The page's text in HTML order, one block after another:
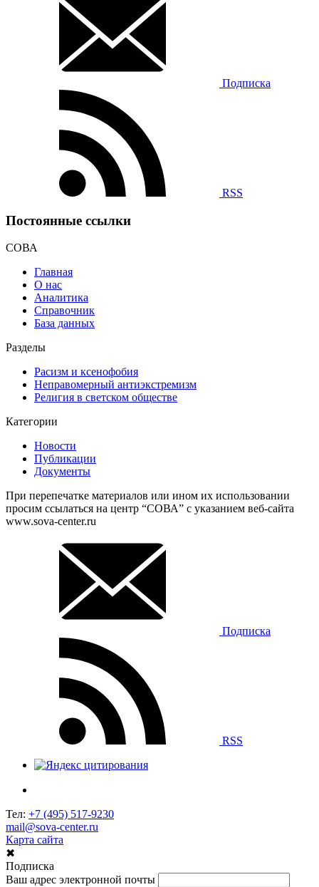
Подписка
RSS
Постоянные ссылки
СОВА
Главная
О нас
Аналитика
Справочник
База данных
Разделы
Расизм и ксенофобия
Неправомерный антиэкстремизм
Религия в светском обществе
Категории
Новости
Публикации
Документы
При перепечатке материалов или ином их использовании
просим ссылаться на центр “СОВА” с указанием веб-сайта
www.sova-center.ru
Подписка
RSS
Тел: +7 (495) 517-9230
mail@sova-center.ru
Карта сайта
✖
Подписка
Ваш адрес электронной почты